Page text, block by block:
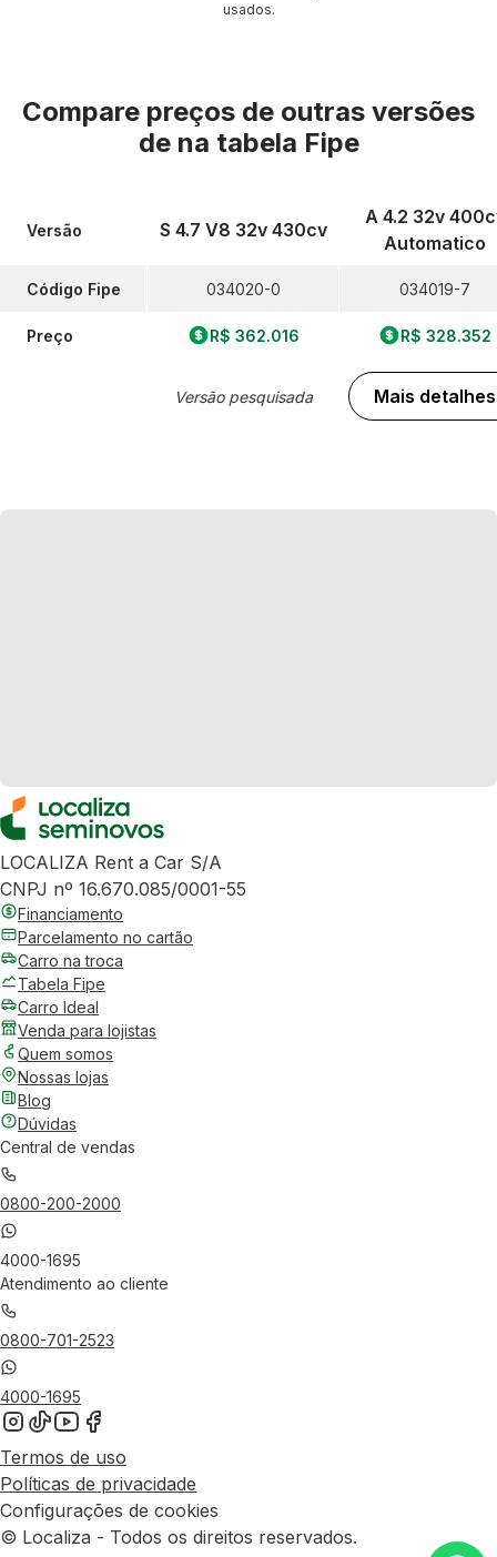
usados.
Compare preços de outras versões
de na tabela Fipe
Versão
Código Fipe
Preço
S 4.7 V8 32v 430cv
034020-0
R$ 362.016
Versão pesquisada
A 4.2 32v
Automatico
034019-7
R$ 328.352
Mais detalhes
LOCALIZA Rent a Car S/A
CNPJ nº 16.670.085/0001-55
Financiamento
Parcelamento no cartão
Carro na troca
Tabela Fipe
Carro Ideal
Venda para lojistas
Quem somos
Nossas lojas
Blog
Dúvidas
Central de vendas
0800-200-2000
4000-1695
Atendimento ao cliente
0800-701-2523
4000-1695
Termos de uso
Políticas de privacidade
Configurações de cookies
© Localiza - Todos os direitos reservados.